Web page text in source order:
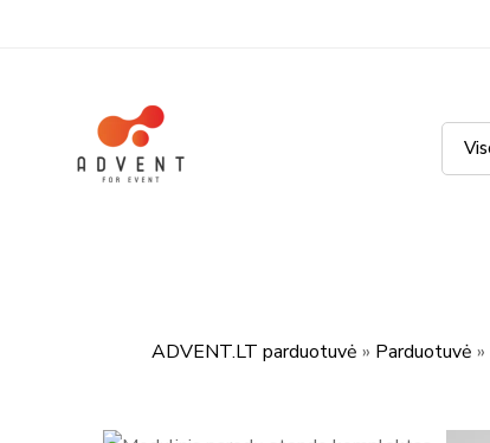
ADVENT.LT parduotuvė » Parduotuvė »